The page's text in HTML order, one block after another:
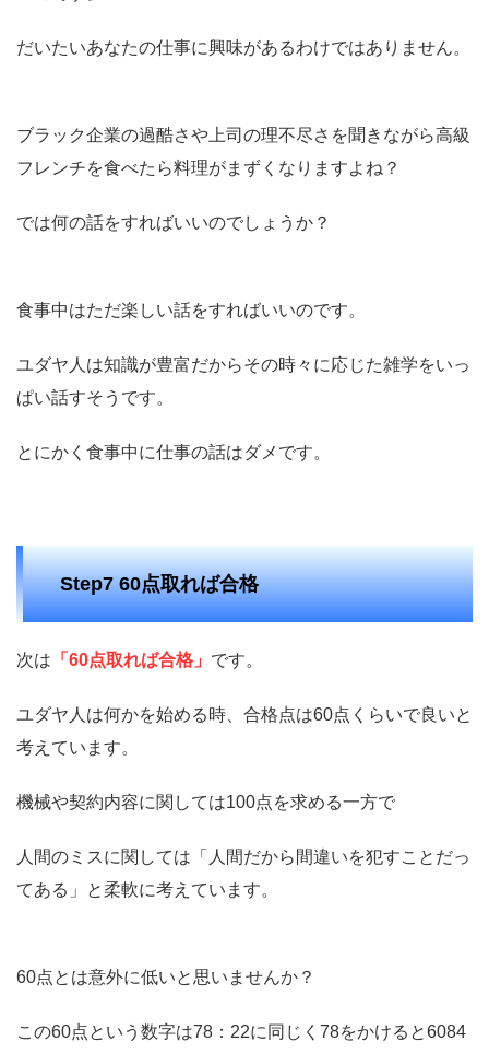
だいたいあなたの仕事に興味があるわけではありません。
ブラック企業の過酷さや上司の理不尽さを聞きながら高級
フレンチを食べたら料理がまずくなりますよね？
では何の話をすればいいのでしょうか？
食事中はただ楽しい話をすればいいのです。
ユダヤ人は知識が豊富だからその時々に応じた雑学をいっ
ぱい話すそうです。
とにかく食事中に仕事の話はダメです。
Step7 60点取れば合格
次は 「60点取れば合格」 です。
ユダヤ人は何かを始める時、合格点は60点くらいで良いと
考えています。
機械や契約内容に関しては100点を求める一方で
人間のミスに関しては「人間だから間違いを犯すことだっ
てある」と柔軟に考えています。
60点とは意外に低いと思いませんか？
この60点という数字は78：22に同じく78をかけると6084